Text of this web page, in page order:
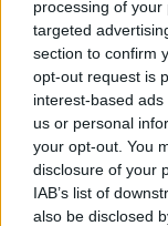
processing of
targeted
section to confirm
opt-out request is
interest-based
us or personal
your opt-out. You
disclosure of your
IAB’s list of
also be disclosed